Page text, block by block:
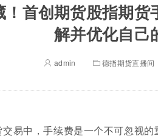
！首创期货股指期
解并优化自己
admin 德指期货直播间
易中，手续费是一个不可忽视